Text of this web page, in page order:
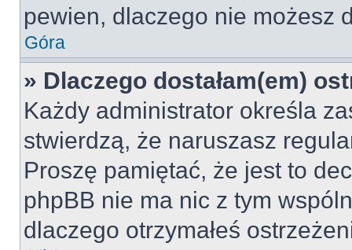
pewien, dlaczego nie możesz
Góra
» Dlaczego dostałam(em)
Każdy administrator określa
stwierdzą, że naruszasz
Proszę pamiętać, że jest to
phpBB nie ma nic z tym
dlaczego otrzymałeś